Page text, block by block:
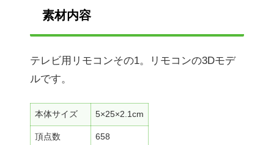
素材内容
テレビ用リモコンその1。リモコンの3Dモデ
ルです。
本体サイズ 5×25×2.1cm
頂点数 658